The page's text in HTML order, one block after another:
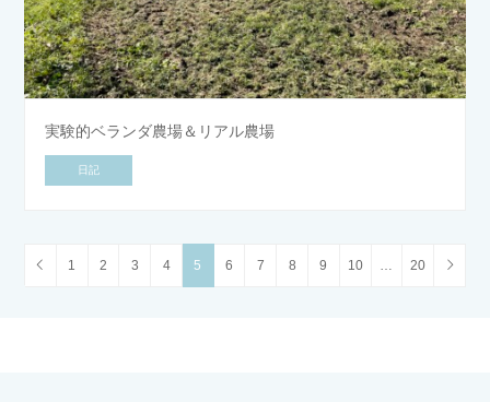
実験的ベランダ農場＆リアル農場
日記
1 2 3 4 5 6 7 8 9 10 20